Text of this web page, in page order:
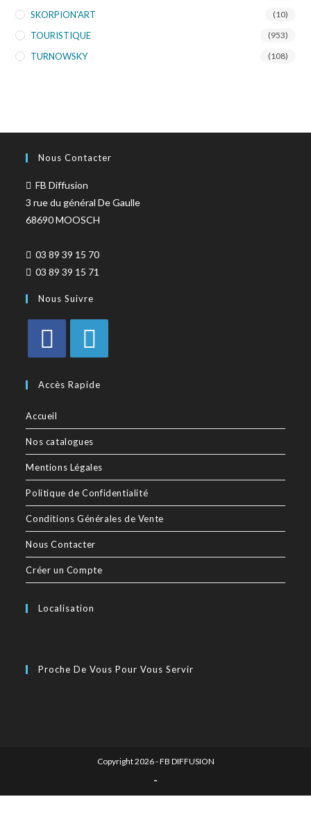
SKORPION'ART (10)
TOURISTIQUE (953)
TURNOWSKY (108)
Nous Contacter
FB Diffusion
3 rue du général De Gaulle
68690 MOOSCH
03 89 39 15 70
03 89 39 15 71
Nous Suivre
Accès Rapide
Accueil
Nos catalogues
Mentions Légales
Politique de Confidentialité
Conditions Générales de Vente
Nous Contacter
Créer un Compte
Localisation
Proche De Vous Pour Vous Servir
Copyright 2026 - FB DIFFUSION
-